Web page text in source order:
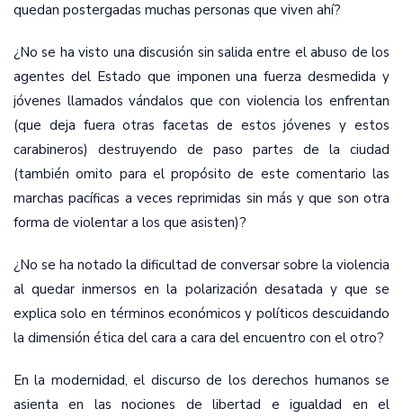
quedan postergadas muchas personas que viven ahí?
¿No se ha visto una discusión sin salida entre el abuso de los
agentes del Estado que imponen una fuerza desmedida y
jóvenes llamados vándalos que con violencia los enfrentan
(que deja fuera otras facetas de estos jóvenes y estos
carabineros) destruyendo de paso partes de la ciudad
(también omito para el propósito de este comentario las
marchas pacíficas a veces reprimidas sin más y que son otra
forma de violentar a los que asisten)?
¿No se ha notado la dificultad de conversar sobre la violencia
al quedar inmersos en la polarización desatada y que se
explica solo en términos económicos y políticos descuidando
la dimensión ética del cara a cara del encuentro con el otro?
En la modernidad, el discurso de los derechos humanos se
asienta en las nociones de libertad e igualdad en el